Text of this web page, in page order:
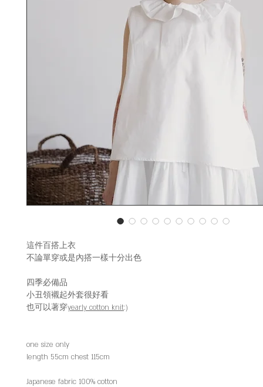
這件百搭上衣
不論單穿或是內搭一樣十分出色
四季必備品
小丑領襯起外套很好看
也可以著穿yearly cotton knit:)
one size only
length 55cm chest 115cm
Japanese fabric 100% cotton